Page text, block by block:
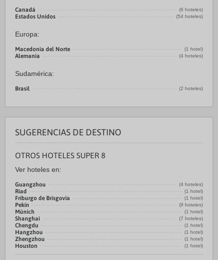
Canadá (6 hoteles)
Estados Unidos (54 hoteles)
Europa:
Macedonia del Norte (1 hotel)
Alemania (4 hoteles)
Sudamérica:
Brasil (2 hoteles)
SUGERENCIAS DE DESTINO
OTROS HOTELES SUPER 8
Ver hoteles en:
Guangzhou (4 hoteles)
Riad (1 hotel)
Friburgo de Brisgovia (1 hotel)
Pekín (9 hoteles)
Múnich (1 hotel)
Shanghai (7 hoteles)
Chengdu (1 hotel)
Hangzhou (1 hotel)
Zhengzhou (1 hotel)
Houston (1 hotel)